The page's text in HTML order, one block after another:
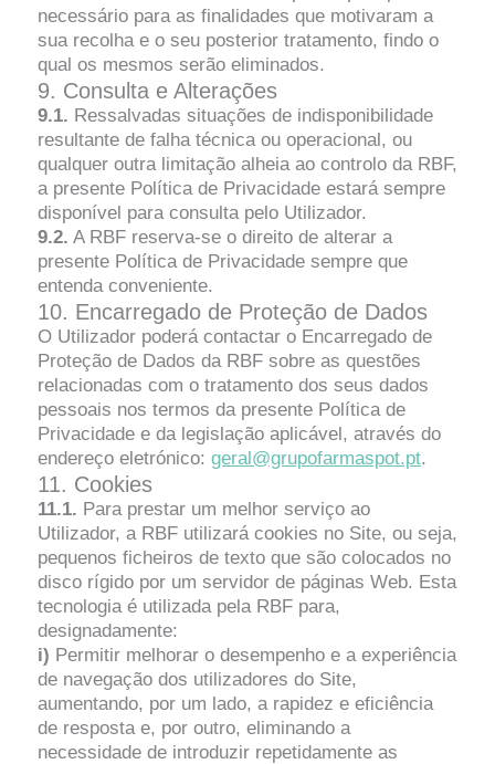
necessário para as finalidades que motivaram a
sua recolha e o seu posterior tratamento, findo o
qual os mesmos serão eliminados.
9. Consulta e Alterações
9.1. Ressalvadas situações de indisponibilidade
resultante de falha técnica ou operacional, ou
qualquer outra limitação alheia ao controlo da RBF,
a presente Política de Privacidade estará sempre
disponível para consulta pelo Utilizador.
9.2. A RBF reserva-se o direito de alterar a
presente Política de Privacidade sempre que
entenda conveniente.
10. Encarregado de Proteção de Dados
O Utilizador poderá contactar o Encarregado de
Proteção de Dados da RBF sobre as questões
relacionadas com o tratamento dos seus dados
pessoais nos termos da presente Política de
Privacidade e da legislação aplicável, através do
endereço eletrónico: geral@grupofarmaspot.pt.
11. Cookies
11.1. Para prestar um melhor serviço ao
Utilizador, a RBF utilizará cookies no Site, ou seja,
pequenos ficheiros de texto que são colocados no
disco rígido por um servidor de páginas Web. Esta
tecnologia é utilizada pela RBF para,
designadamente:
i) Permitir melhorar o desempenho e a experiência
de navegação dos utilizadores do Site,
aumentando, por um lado, a rapidez e eficiência
de resposta e, por outro, eliminando a
necessidade de introduzir repetidamente as